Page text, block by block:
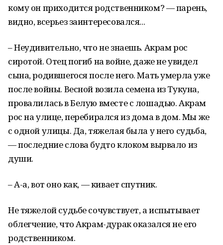
кому он приходится родственником? — парень,
видно, всерьез заинтересовался...
– Неудивительно, что не знаешь. Акрам рос
сиротой. Отец погиб на войне, даже не увидел
сына, родившегося после него. Мать умерла уже
после войны. Весной возила семена из Тукуна,
провалилась в Белую вместе с лошадью. Акрам
рос на улице, перебирался из дома в дом. Мы же
с одной улицы. Да, тяжелая была у него судьба,
— последние слова будто клоком вырвало из
души.
– А-а, вот оно как, — кивает спутник.
Не тяжелой судьбе сочувствует, а испытывает
облегчение, что Акрам-дурак оказался не его
родственником.